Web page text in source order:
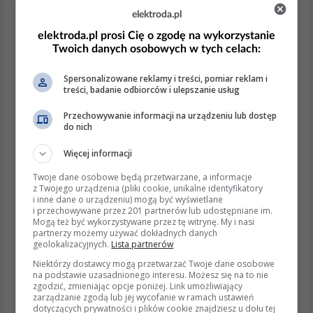
Pozwala to utrzymać niskie obroty przy 120 km/h, co
byłoby niemożliwe ze skrzynią 20LD.
Odczytaj kod VIN i kod skrzyni na obudowie.
przełożenia i typ sterowania.
Jeżeli nie znajdziesz skrzyni 20LE xx – wybierz
BE3/5 z Jumpy/Scudo 1.9 TD z tym samym
numerem przełożenia głównego.
Przy skrzyniach innego pochodzenia (Partner, 306)
przygotuj się na:
– przekładkę wysprzęglika / choinki biegów,
– dorobienie/link montażowe,
– ewentualną wymianę lewej półosi lub jej łożyska
6. Naprawa vs. wymiana
• BE-skrzenie są proste w regeneracji; komplet łożysk +
elektroda.pl
elektroda.pl prosi Cię o zgodę na wykorzystanie
Twoich danych osobowych w tych celach:
Spersonalizowane reklamy i treści, pomiar reklam i
treści, badanie odbiorców i ulepszanie usług
Przechowywanie informacji na urządzeniu lub dostęp
do nich
Więcej informacji
Twoje dane osobowe będą przetwarzane, a informacje
z Twojego urządzenia (pliki cookie, unikalne identyfikatory
i inne dane o urządzeniu) mogą być wyświetlane
i przechowywane przez 201 partnerów lub udostępniane im.
Mogą też być wykorzystywane przez tę witrynę. My i nasi
partnerzy możemy używać dokładnych danych
geolokalizacyjnych. Lista partnerów
Niektórzy dostawcy mogą przetwarzać Twoje dane osobowe
na podstawie uzasadnionego interesu. Możesz się na to nie
zgodzić, zmieniając opcje poniżej. Link umożliwiający
zarządzanie zgodą lub jej wycofanie w ramach ustawień
dotyczących prywatności i plików cookie znajdziesz u dołu tej